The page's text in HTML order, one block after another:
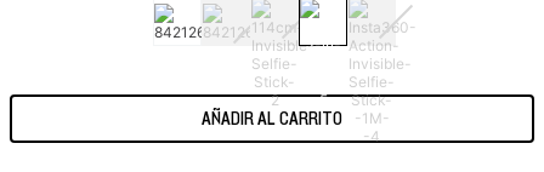
AÑADIR AL CARRITO